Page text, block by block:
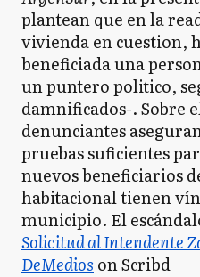
plantean que en la
vivienda en cuestion,
beneficiada una
un puntero politico,
damnificados-. Sobre
denunciantes
pruebas suficientes
nuevos beneficiarios
habitacional tienen
municipio. El
Solicitud al Intendente
DeMedios on Scribd